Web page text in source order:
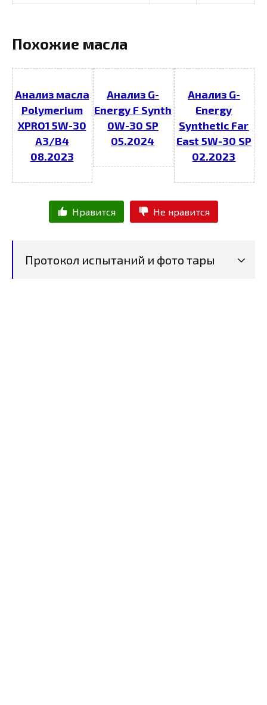
Похожие масла
Анализ масла
Polymerium
XPRO1 5W-30
A3/B4
08.2023
Анализ G-
Energy F Synth
0W-30 SP
05.2024
Анализ G-
Energy
Synthetic Far
East 5W-30 SP
02.2023
Нравится Не нравится
Протокол испытаний и фото тары